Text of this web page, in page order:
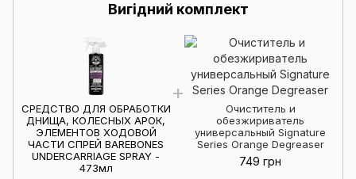
Вигідний комплект
СРЕДСТВО ДЛЯ ОБРАБОТКИ
ДНИЩА, КОЛЕСНЫХ АРОК,
ЭЛЕМЕНТОВ ХОДОВОЙ
ЧАСТИ СПРЕЙ BAREBONES
UNDERCARRIAGE SPRAY -
473мл
Очиститель и
обезжириватель
универсальный Signature
Series Orange Degreaser
749 грн